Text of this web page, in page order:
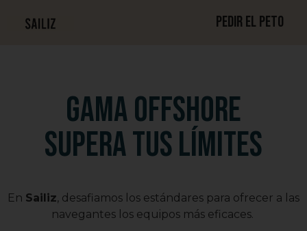
Pedir el peto
Gama Offshore
Supera tus límites
En Sailiz, desafiamos los estándares para ofrecer a las
navegantes los equipos más eficaces.